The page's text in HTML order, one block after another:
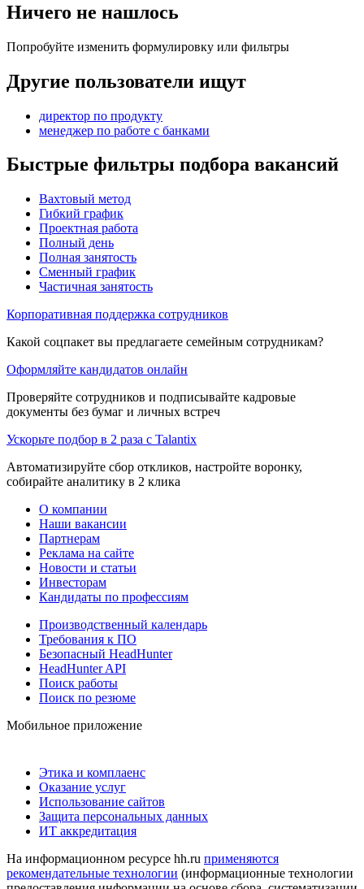
Ничего не нашлось
Попробуйте изменить формулировку или фильтры
Другие пользователи ищут
директор по продукту
менеджер по работе с банками
Быстрые фильтры подбора вакансий
Вахтовый метод
Гибкий график
Проектная работа
Полный день
Полная занятость
Сменный график
Частичная занятость
Корпоративная поддержка сотрудников
Какой соцпакет вы предлагаете семейным сотрудникам?
Оформляйте кандидатов онлайн
Проверяйте сотрудников и подписывайте кадровые
документы без бумаг и личных встреч
Ускорьте подбор в 2 раза с Talantix
Автоматизируйте сбор откликов, настройте воронку,
собирайте аналитику в 2 клика
О компании
Наши вакансии
Партнерам
Реклама на сайте
Новости и статьи
Инвесторам
Кандидаты по профессиям
Производственный календарь
Требования к ПО
Безопасный HeadHunter
HeadHunter API
Поиск работы
Поиск по резюме
Мобильное приложение
Этика и комплаенс
Оказание услуг
Использование сайтов
Защита персональных данных
ИТ аккредитация
На информационном ресурсе hh.ru применяются
рекомендательные технологии (информационные технологии